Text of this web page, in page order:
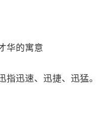
华的寓意
迅速、迅捷、迅猛。